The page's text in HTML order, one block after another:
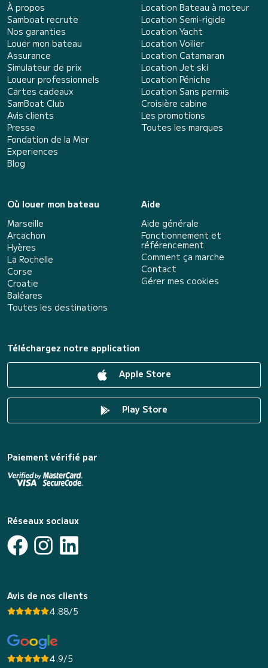
À propos
Samboat recrute
Nos garanties
Louer mon bateau
Assurance
Simulateur de prix
Loueur professionnels
Cartes cadeaux
SamBoat Club
Avis clients
Presse
Fondation de la Mer
Experiences
Blog
Location Bateau à moteur
Location Semi-rigide
Location Yacht
Location Voilier
Location Catamaran
Location Jet ski
Location Péniche
Location Sans permis
Croisière cabine
Les promotions
Toutes les marques
Où louer mon bateau
Marseille
Arcachon
Hyères
La Rochelle
Corse
Croatie
Baléares
Toutes les destinations
Aide
Aide générale
Fonctionnement et
référencement
Comment ça marche
Contact
Gérer mes cookies
Téléchargez notre application
Apple Store
Play Store
Paiement vérifié par
Réseaux sociaux
Avis de nos clients
4.88/5
4.9/5